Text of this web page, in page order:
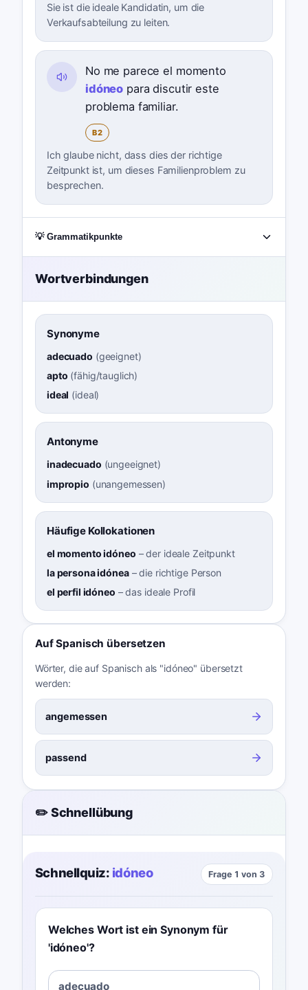
Sie ist die ideale Kandidatin, um die
Verkaufsabteilung zu leiten.
No me parece el momento
idóneo para discutir este
problema familiar.
B2
Ich glaube nicht, dass dies der richtige
Zeitpunkt ist, um dieses Familienproblem zu
besprechen.
💡 Grammatikpunkte
Wortverbindungen
Synonyme
adecuado (geeignet)
apto (fähig/tauglich)
ideal (ideal)
Antonyme
inadecuado (ungeeignet)
impropio (unangemessen)
Häufige Kollokationen
el momento idóneo –der ideale Zeitpunkt
la persona idónea–die richtige Person
el perfil idóneo –das ideale Profil
Auf Spanisch übersetzen
Wörter, die auf Spanisch als "idóneo" übersetzt
werden:
angemessen
passend
✏️ Schnellübung
Schnellquiz: idóneo Frage 1 von 3
Welches Wort ist ein Synonym für
'idóneo'?
adecuado